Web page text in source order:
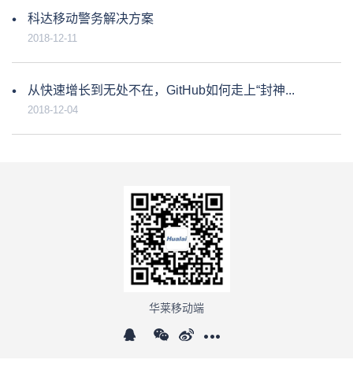
科达移动警务解决方案
2018-12-11
从快速增长到无处不在，GitHub如何走上“封神...
2018-12-04
华莱移动端